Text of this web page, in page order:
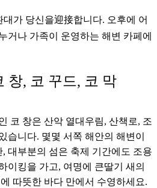
대가 당신을迎接합니다. 오후에 어
거나 가족이 운영하는 해변 카페에
창, 코 꾸드, 코 막
코 창은 산악 열대우림, 산책로, 조
습니다. 몇몇 서쪽 해안의 해변이
대부분의 섬은 축제 기간에도 조용
이킹을 가고, 여명에 큰딸기 새의
따뜻한 바다 만에서 수영하세요.